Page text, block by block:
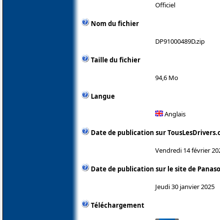
Officiel
Nom du fichier
DP91000489D.zip
Taille du fichier
94,6 Mo
Langue
Anglais
Date de publication sur
Vendredi 14 février
Date de publication sur le site de
Jeudi 30 janvier 2025
Téléchargement